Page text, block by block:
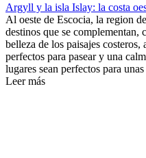
Argyll y la isla Islay: la costa
Al oeste de Escocia, la region
destinos que se complementan,
belleza de los paisajes
perfectos para pasear y una
lugares sean perfectos para
Leer más